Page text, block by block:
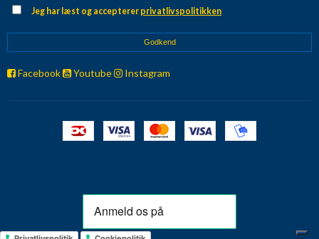
Jeg har læst og accepterer privatlivspolitikken
Godkend
Facebook Youtube Instagram